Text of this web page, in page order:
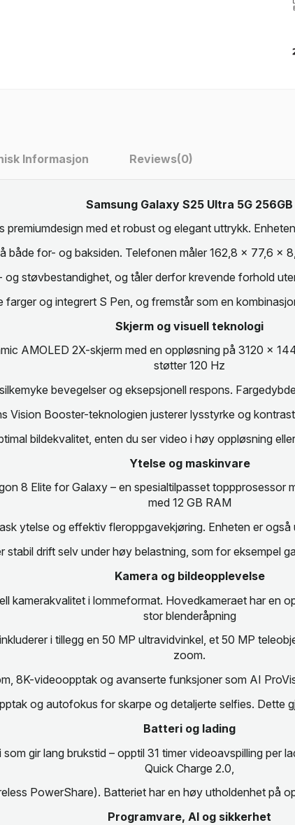
Informasjon Reviews(0)
Samsung Galaxy S25 Ultra 5G 256GB
med et robust og elegant uttrykk.
for- og baksiden. Telefonen måler 162,8 × 77,6 ×
støvbestandighet, og tåler derfor krevende forhold
farger og integrert S Pen, og fremstår som en
Skjerm og visuell teknologi
AMOLED 2X-skjerm med en oppløsning på 3120 ×
støtter 120 Hz
bevegelser og eksepsjonell respons.
Vision Booster-teknologien justerer lysstyrke og
bildekvalitet, enten du ser video i høy oppløsning
Ytelse og maskinvare
8 Elite for Galaxy – en spesialtilpasset
med 12 GB RAM
ytelse og effektiv fleroppgavekjøring. Enheten er
stabil drift selv under høy belastning, som for eksempel
Kamera og bildeopplevelse
kamerakvalitet i lommeformat. Hovedkameraet har en
stor blenderåpning
i tillegg en 50 MP ultravidvinkel, et 50 MP
zoom.
8K-videoopptak og avanserte funksjoner som AI
og autofokus for skarpe og detaljerte selfies. Dette
Batteri og lading
gir lang brukstid – opptil 31 timer videoavspilling per
Quick Charge 2.0,
PowerShare). Batteriet har en høy utholdenhet på
Programvare, AI og sikkerhet